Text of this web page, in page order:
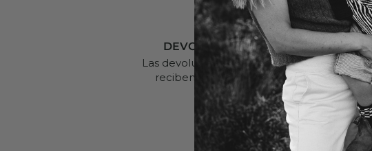
DEVOLUCIONES EN 30 DÍAS
Las devoluciones dentro de los 30 días
reciben un reembolso completo.